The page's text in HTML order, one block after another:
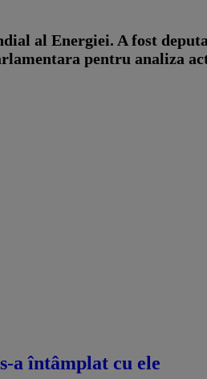
al Energiei. A fost
pentru analiza
a întâmplat cu ele